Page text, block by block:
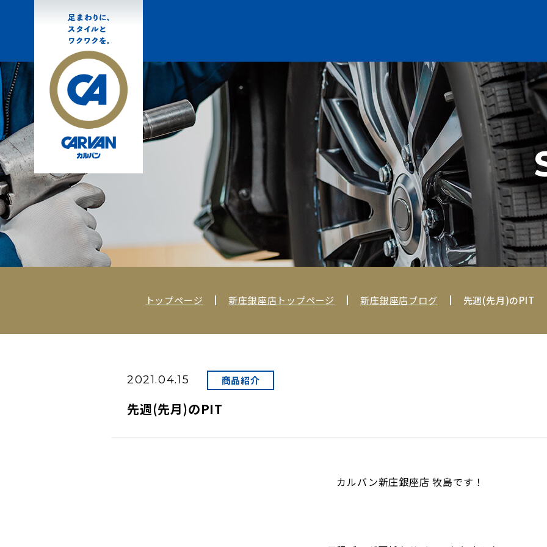
トップページ 新庄銀座店トップページ 新庄銀座店ブログ 先週(先月)のPIT
2021.04.15 商品紹介
先週(先月)のPIT
カルバン新庄銀座店 牧島です！